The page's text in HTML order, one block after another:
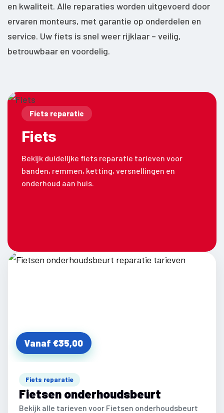
en kwaliteit. Alle reparaties worden uitgevoerd door
ervaren monteurs, met garantie op onderdelen en
service. Uw fiets is snel weer rijklaar – veilig,
betrouwbaar en voordelig.
Fiets reparatie
Fiets
Bekijk duidelijke fiets reparatie tarieven voor
banden, remmen, ketting, versnellingen en
onderhoud aan huis.
Vanaf €35,00
Fiets reparatie
Fietsen onderhoudsbeurt
Bekijk alle tarieven voor Fietsen onderhoudsbeurt